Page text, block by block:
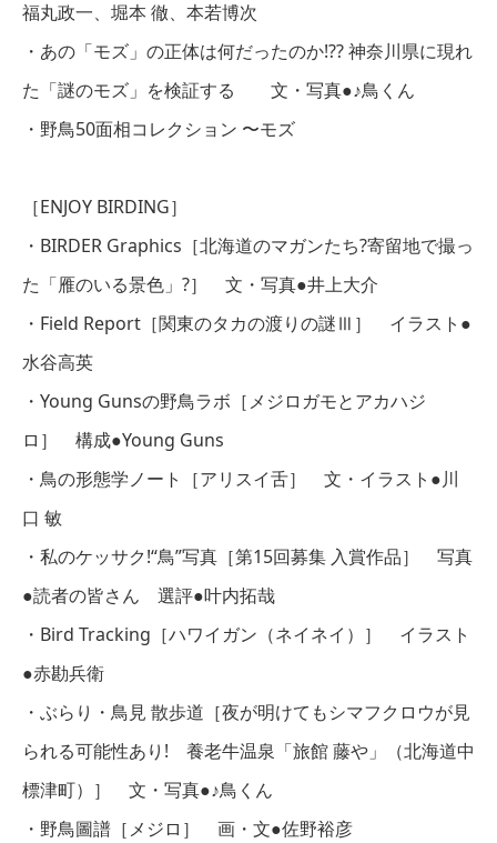
福丸政一、堀本 徹、本若博次
・あの「モズ」の正体は何だったのか!?? 神奈川県に現れ
た「謎のモズ」を検証する 文・写真●♪鳥くん
・野鳥50面相コレクション 〜モズ
［ENJOY BIRDING］
・BIRDER Graphics［北海道のマガンたち?寄留地で撮っ
た「雁のいる景色」?］ 文・写真●井上大介
・Field Report［関東のタカの渡りの謎Ⅲ］ イラスト●
水谷高英
・Young Gunsの野鳥ラボ［メジロガモとアカハジ
ロ］ 構成●Young Guns
・鳥の形態学ノート［アリスイ舌］ 文・イラスト●川
口 敏
・私のケッサク!“鳥”写真［第15回募集 入賞作品］ 写真
●読者の皆さん 選評●叶内拓哉
・Bird Tracking［ハワイガン（ネイネイ）］ イラスト
●赤勘兵衛
・ぶらり・鳥見 散歩道［夜が明けてもシマフクロウが見
られる可能性あり! 養老牛温泉「旅館 藤や」（北海道中
標津町）］ 文・写真●♪鳥くん
・野鳥圖譜［メジロ］ 画・文●佐野裕彦